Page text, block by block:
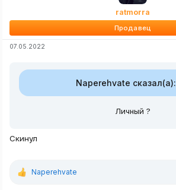
ratmorra
Продавец
07.05.2022
Naperehvate сказал(а):
Личный ?
Скинул
Р
Naperehvate